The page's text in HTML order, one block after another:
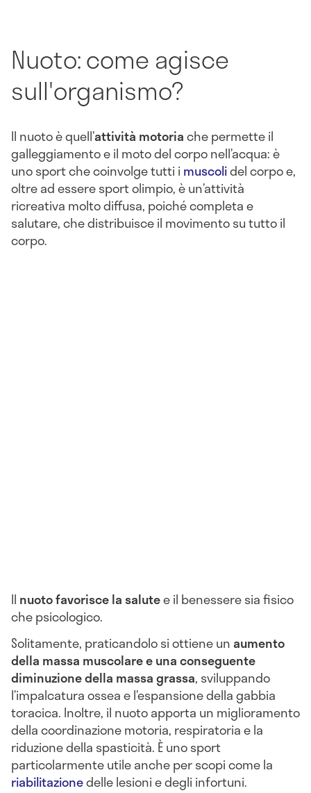
Nuoto: come agisce
sull'organismo?
Il nuoto è quell’attività motoriache permette il
galleggiamento e il moto del corpo nell’acqua: è
uno sport che coinvolge tutti i muscolidel corpo e,
oltre ad essere sport olimpio, è un’attività
ricreativa molto diffusa, poiché completa e
salutare, che distribuisce il movimento su tutto il
corpo.
Il nuoto favorisce la salutee il benessere sia fisico
che psicologico.
Solitamente, praticandolo si ottiene unaumento
della massa muscolare e una conseguente
diminuzione della massa grassa, sviluppando
l’impalcatura ossea e l’espansione della gabbia
toracica. Inoltre, il nuoto apporta un miglioramento
della coordinazione motoria, respiratoria e la
riduzione della spasticità. È uno sport
particolarmente utile anche per scopi come la
riabilitazionedelle lesioni e degli infortuni.